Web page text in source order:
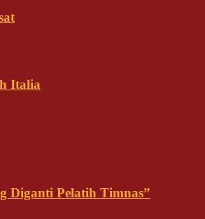
Italia
Diganti Pelatih Timnas”